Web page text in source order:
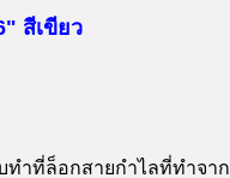
สีเขียว
ทำที่ล็อกสายกำไลที่ทำจาก